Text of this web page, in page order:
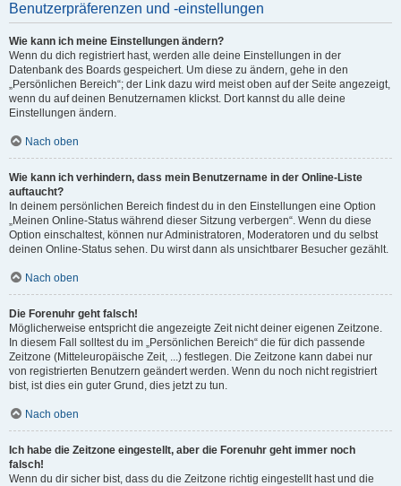
Benutzerpräferenzen und -einstellungen
Wie kann ich meine Einstellungen ändern?
Wenn du dich registriert hast, werden alle deine Einstellungen in der
Datenbank des Boards gespeichert. Um diese zu ändern, gehe in den
„Persönlichen Bereich“; der Link dazu wird meist oben auf der Seite angezeigt,
wenn du auf deinen Benutzernamen klickst. Dort kannst du alle deine
Einstellungen ändern.
Nach oben
Wie kann ich verhindern, dass mein Benutzername in der Online-Liste
auftaucht?
In deinem persönlichen Bereich findest du in den Einstellungen eine Option
„Meinen Online-Status während dieser Sitzung verbergen“. Wenn du diese
Option einschaltest, können nur Administratoren, Moderatoren und du selbst
deinen Online-Status sehen. Du wirst dann als unsichtbarer Besucher gezählt.
Nach oben
Die Forenuhr geht falsch!
Möglicherweise entspricht die angezeigte Zeit nicht deiner eigenen Zeitzone.
In diesem Fall solltest du im „Persönlichen Bereich“ die für dich passende
Zeitzone (Mitteleuropäische Zeit, ...) festlegen. Die Zeitzone kann dabei nur
von registrierten Benutzern geändert werden. Wenn du noch nicht registriert
bist, ist dies ein guter Grund, dies jetzt zu tun.
Nach oben
Ich habe die Zeitzone eingestellt, aber die Forenuhr geht immer noch
falsch!
Wenn du dir sicher bist, dass du die Zeitzone richtig eingestellt hast und die